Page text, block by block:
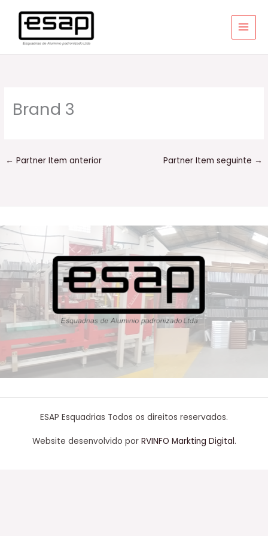
conteúdo
Brand 3
← Partner Item anterior Partner Item seguinte →
ESAP Esquadrias Todos os direitos reservados.
Website desenvolvido por RVINFO Markting Digital.